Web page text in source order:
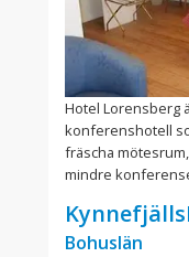
Hotel Lorensberg
konferenshotell
fräscha
mindre
Bohuslän